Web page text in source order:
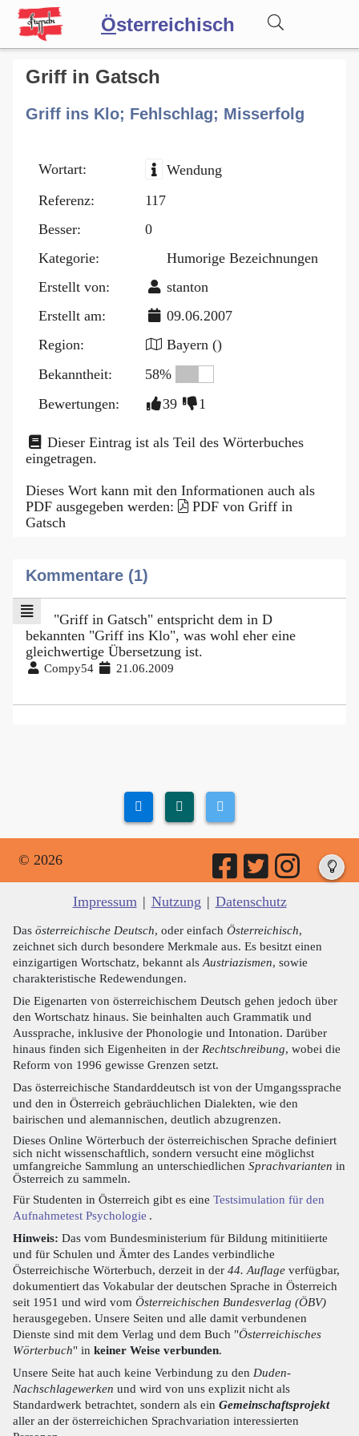
Österreichisch
Wörterbuch
Forum
Blog
Griff in Gatsch
Griff ins Klo; Fehlschlag; Misserfolg
Wortart:
Wendung
Referenz:
117
Besser:
0
Kategorie:
Humorige Bezeichnungen
Erstellt von:
stanton
Erstellt am:
09.06.2007
Region:
Bayern ()
Bekanntheit:
58%
Bewertungen:
39 1
Dieser Eintrag ist als Teil des Wörterbuches
eingetragen.
Dieses Wort kann mit den Informationen auch als
PDF ausgegeben werden:
PDF von Griff in
Gatsch
Kommentare (1)
"Griff in Gatsch" entspricht dem in D
bekannten "Griff ins Klo", was wohl eher eine
gleichwertige Übersetzung ist.
Compy54 21.06.2009
© 2026
Impressum | Nutzung | Datenschutz
Das österreichische Deutsch, oder einfach Österreichisch,
zeichnet sich durch besondere Merkmale aus. Es besitzt einen
einzigartigen Wortschatz, bekannt als Austriazismen, sowie
charakteristische Redewendungen.
Die Eigenarten von österreichischem Deutsch gehen jedoch über
den Wortschatz hinaus. Sie beinhalten auch Grammatik und
Aussprache, inklusive der Phonologie und Intonation. Darüber
hinaus finden sich Eigenheiten in der Rechtschreibung, wobei die
Reform von 1996 gewisse Grenzen setzt.
Das österreichische Standarddeutsch ist von der Umgangssprache
und den in Österreich gebräuchlichen Dialekten, wie den
bairischen und alemannischen, deutlich abzugrenzen.
Dieses Online Wörterbuch der österreichischen Sprache definiert
sich nicht wissenschaftlich, sondern versucht eine möglichst
umfangreiche Sammlung an unterschiedlichen Sprachvarianten in
Österreich zu sammeln.
Für Studenten in Österreich gibt es eine Testsimulation für den
Aufnahmetest Psychologie .
Hinweis: Das vom Bundesministerium für Bildung mitinitiierte
und für Schulen und Ämter des Landes verbindliche
Österreichische Wörterbuch, derzeit in der 44. Auflage verfügbar,
dokumentiert das Vokabular der deutschen Sprache in Österreich
seit 1951 und wird vom Österreichischen Bundesverlag (ÖBV)
herausgegeben. Unsere Seiten und alle damit verbundenen
Dienste sind mit dem Verlag und dem Buch "Österreichisches
Wörterbuch" in keiner Weise verbunden.
Unsere Seite hat auch keine Verbindung zu den Duden-
Nachschlagewerken und wird von uns explizit nicht als
Standardwerk betrachtet, sondern als ein Gemeinschaftsprojekt
aller an der österreichichen Sprachvariation interessierten